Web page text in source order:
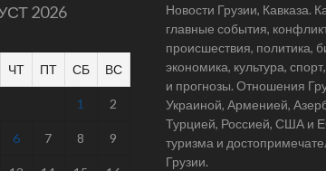
2026
ЧТ ПТ СБ ВС
1 2
6 7 8 9
Новости Грузии, Кавказа.
главные события,
происшествия, политика,
экономика, культура,
и прогнозы. Отношения
Украиной, Арменией,
Турцией, Россией, США и
туризма и
Грузии.